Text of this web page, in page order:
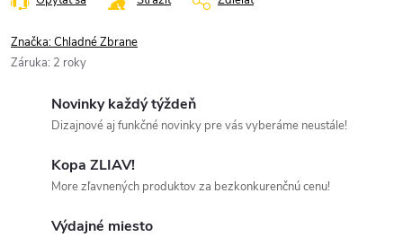
Značka:Chladné Zbrane
Záruka: 2 roky
Novinky každý týždeň
Dizajnové aj funkčné novinky pre vás vyberáme neustále!
Kopa ZLIAV!
More zľavnených produktov za bezkonkurenčnú cenu!
Výdajné miesto